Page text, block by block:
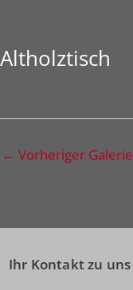
Altholztisch
← Vorheriger Galerie
Ihr Kontakt zu uns